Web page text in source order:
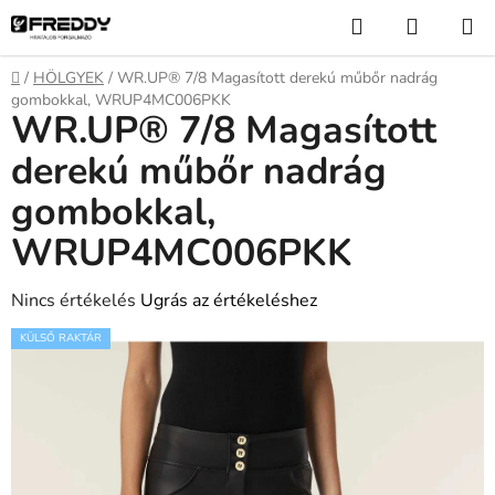
Ugrás
fő
tartalomhoz
KeresésKOSÁR
Kezdőlap
/ HÖLGYEK / WR.UP® 7/8 Magasított derekú műbőr nadrág
gombokkal, WRUP4MC006PKK
WR.UP® 7/8 Magasított
derekú műbőr nadrág
gombokkal,
WRUP4MC006PKK
A
termék
Nincs értékelés Ugrás az értékeléshez
KÜLSŐ RAKTÁR